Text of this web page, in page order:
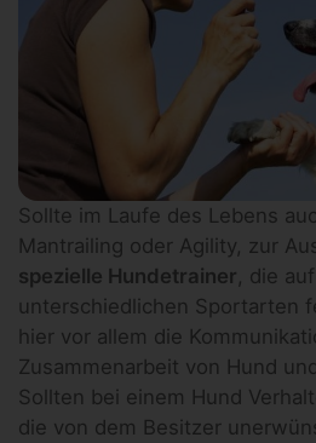
Sollte im Laufe des Lebens
Mantrailing oder Agility, zur
spezielle Hundetrainer , die
unterschiedlichen Sportarten
hier vor allem die
Zusammenarbeit von Hund
Sollten bei einem Hund
die von dem Besitzer